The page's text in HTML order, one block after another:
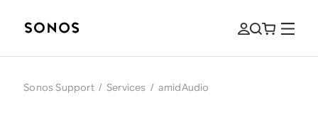
Sonos Support / Services / amidAudio